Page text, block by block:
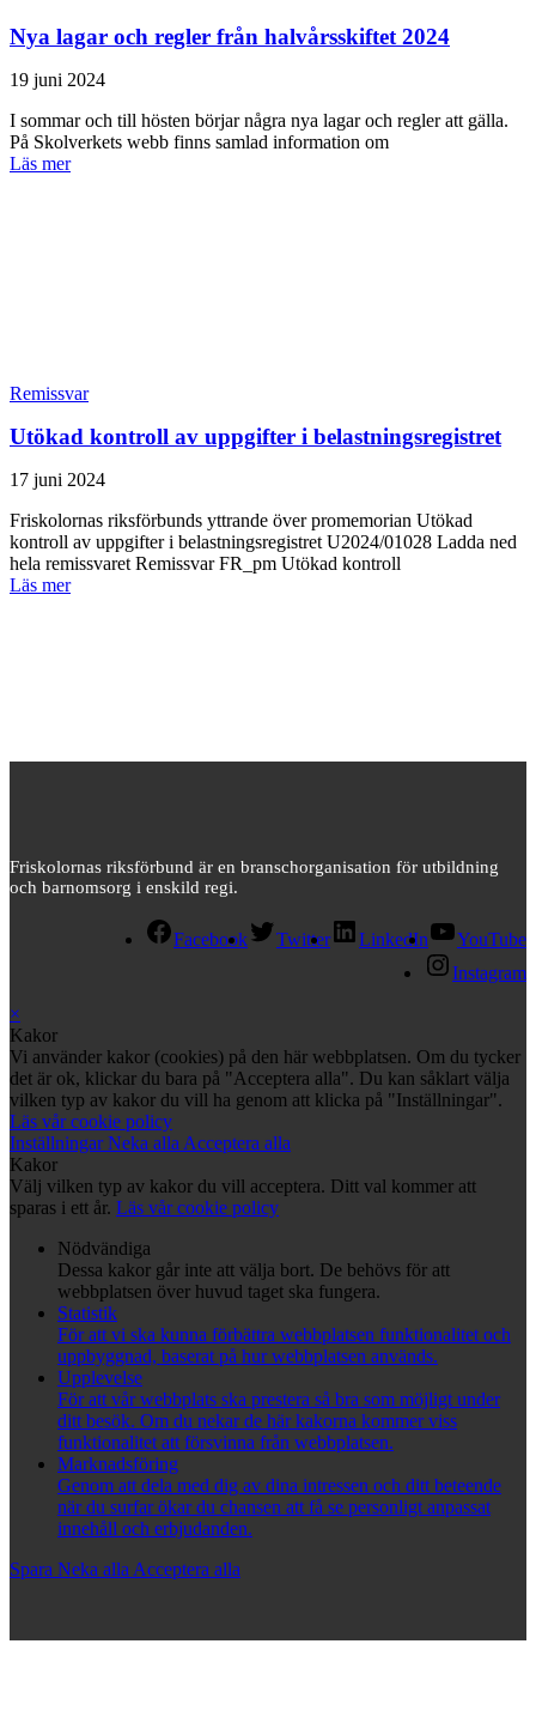
Nya lagar och regler från halvårsskiftet 2024
19 juni 2024
I sommar och till hösten börjar några nya lagar och regler att gälla.
På Skolverkets webb finns samlad information om
Läs mer
Remissvar
Utökad kontroll av uppgifter i belastningsregistret
17 juni 2024
Friskolornas riksförbunds yttrande över promemorian Utökad
kontroll av uppgifter i belastningsregistret U2024/01028 Ladda ned
hela remissvaret Remissvar FR_pm Utökad kontroll
Läs mer
Friskolornas riksförbund är en branschorganisation för utbildning
och barnomsorg i enskild regi.
Facebook Twitter LinkedIn
YouTube
Instagram
×
Kakor
Vi använder kakor (cookies) på den här webbplatsen. Om du tycker
det är ok, klickar du bara på "Acceptera alla". Du kan såklart välja
vilken typ av kakor du vill ha genom att klicka på "Inställningar".
Läs vår cookie policy
InställningarNeka allaAcceptera alla
Kakor
Välj vilken typ av kakor du vill acceptera. Ditt val kommer att
sparas i ett år. Läs vår cookie policy
Nödvändiga
Dessa kakor går inte att välja bort. De behövs för att
webbplatsen över huvud taget ska fungera.
Statistik
För att vi ska kunna förbättra webbplatsen funktionalitet och
uppbyggnad, baserat på hur webbplatsen används.
Upplevelse
För att vår webbplats ska prestera så bra som möjligt under
ditt besök. Om du nekar de här kakorna kommer viss
funktionalitet att försvinna från webbplatsen.
Marknadsföring
Genom att dela med dig av dina intressen och ditt beteende
när du surfar ökar du chansen att få se personligt anpassat
innehåll och erbjudanden.
Spara Neka allaAcceptera alla